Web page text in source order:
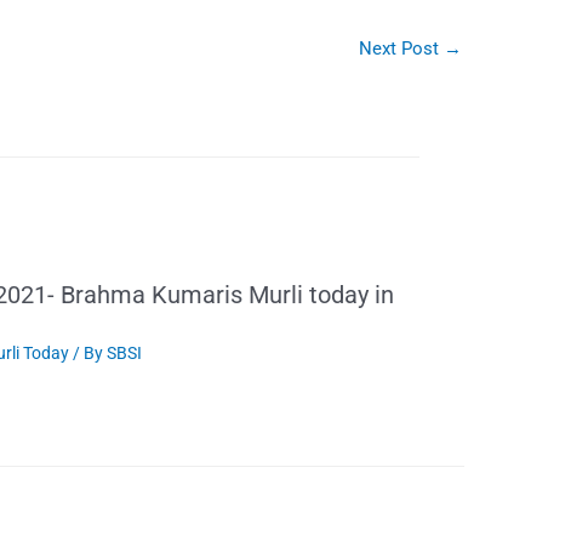
Next Post →
Brahma Kumaris Murli today in
Today/ BySBSI